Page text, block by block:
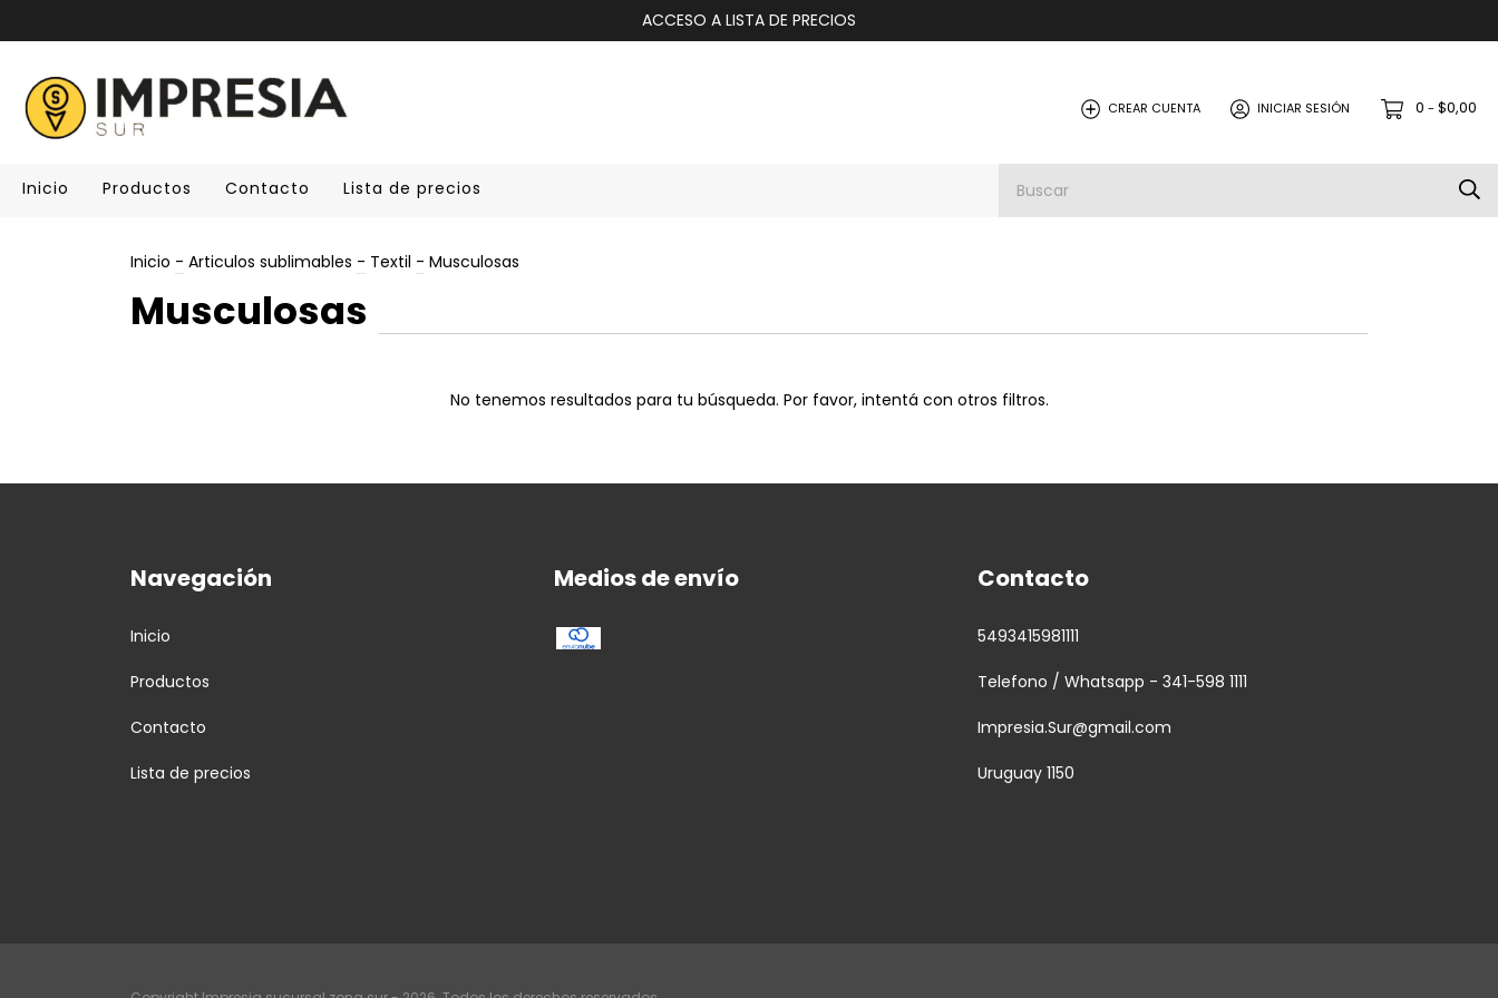
ACCESO A LISTA DE PRECIOS
CREAR CUENTA INICIAR SESIÓN 0 - $0,00
Inicio Productos Contacto Lista de precios
Inicio - Articulos sublimables - Textil - Musculosas
Musculosas
No tenemos resultados para tu búsqueda. Por favor, intentá con otros filtros.
Navegación
Inicio
Productos
Contacto
Lista de precios
Medios de envío Contacto
5493415981111
Telefono / Whatsapp - 341-598 1111
Impresia.Sur@gmail.com
Uruguay 1150